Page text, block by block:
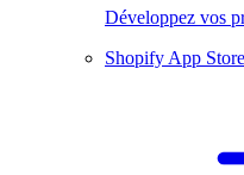
Développez vos
Shopify App Store